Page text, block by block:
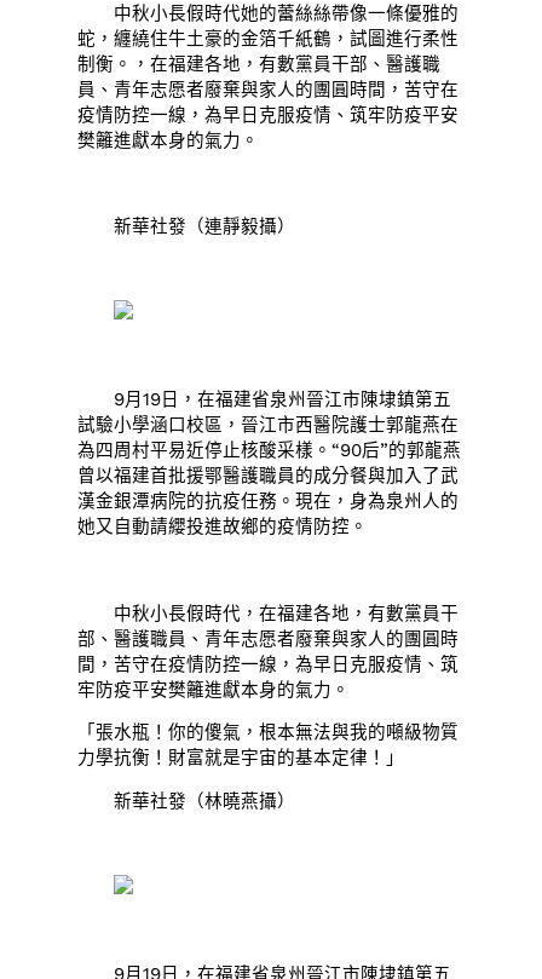
中秋小長假時代她的蕾絲絲帶像一條優雅的
蛇，纏繞住牛土豪的金箔千紙鶴，試圖進行柔性
制衡。，在福建各地，有數黨員干部、醫護職
員、青年志愿者廢棄與家人的團圓時間，苦守在
疫情防控一線，為早日克服疫情、筑牢防疫平安
樊籬進獻本身的氣力。
新華社發（連靜毅攝）
9月19日，在福建省泉州晉江市陳埭鎮第五
試驗小學涵口校區，晉江市西醫院護士郭龍燕在
為四周村平易近停止核酸采樣。“90后”的郭龍燕
曾以福建首批援鄂醫護職員的成分餐與加入了武
漢金銀潭病院的抗疫任務。現在，身為泉州人的
她又自動請纓投進故鄉的疫情防控。
中秋小長假時代，在福建各地，有數黨員干
部、醫護職員、青年志愿者廢棄與家人的團圓時
間，苦守在疫情防控一線，為早日克服疫情、筑
牢防疫平安樊籬進獻本身的氣力。
「張水瓶！你的傻氣，根本無法與我的噸級物質
力學抗衡！財富就是宇宙的基本定律！」
新華社發（林曉燕攝）
9月19日，在福建省泉州晉江市陳埭鎮第五